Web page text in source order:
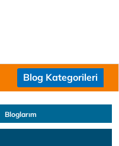
Blog Kategorileri
Bloglarım